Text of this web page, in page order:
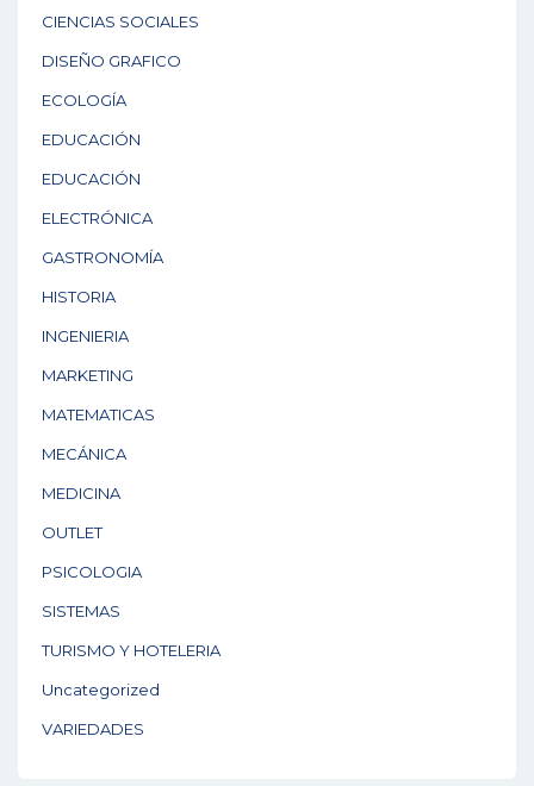
CIENCIAS SOCIALES
DISEÑO GRAFICO
ECOLOGÍA
EDUCACIÓN
EDUCACIÓN
ELECTRÓNICA
GASTRONOMÍA
HISTORIA
INGENIERIA
MARKETING
MATEMATICAS
MECÁNICA
MEDICINA
OUTLET
PSICOLOGIA
SISTEMAS
TURISMO Y HOTELERIA
Uncategorized
VARIEDADES